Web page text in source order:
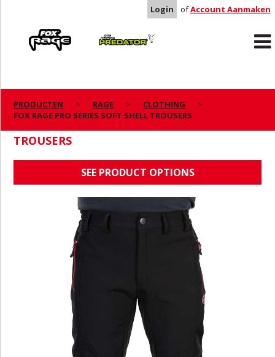
Login ofAccount Aanmaken
Predator
PRODUCTEN RAGE
CLOTHING
FOX RAGE PRO SERIES SOFT SHELL TROUSERS
TROUSERS
SEE PRODUCT OPTIONS